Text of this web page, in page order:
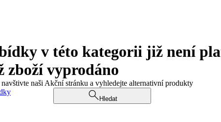
v této kategorii již není
zboží vyprodáno
naši Akční stránku a vyhledejte alternativní produkty
Hledat